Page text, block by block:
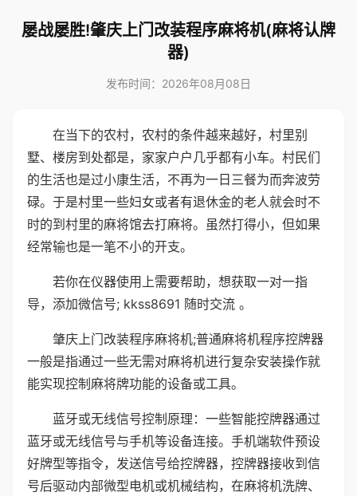
屡战屡胜!肇庆上门改装程序麻将机(麻将认牌
器)
发布时间：2026年08月08日
在当下的农村，农村的条件越来越好，村里别
墅、楼房到处都是，家家户户几乎都有小车。村民们
的生活也是过小康生活，不再为一日三餐为而奔波劳
碌。于是村里一些妇女或者有退休金的老人就会时不
时的到村里的麻将馆去打麻将。虽然打得小，但如果
经常输也是一笔不小的开支。
若你在仪器使用上需要帮助，想获取一对一指
导，添加微信号; kkss8691 随时交流 。
肇庆上门改装程序麻将机;普通麻将机程序控牌器
一般是指通过一些无需对麻将机进行复杂安装操作就
能实现控制麻将牌功能的设备或工具。
蓝牙或无线信号控制原理：一些智能控牌器通过
蓝牙或无线信号与手机等设备连接。手机端软件预设
好牌型等指令，发送信号给控牌器，控牌器接收到信
号后驱动内部微型电机或机械结构，在麻将机洗牌、